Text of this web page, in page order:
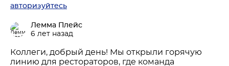
авторизуйтесь
Лемма Плейс
6 лет назад
Коллеги, добрый день! Мы открыли горячую
линию для рестораторов, где команда